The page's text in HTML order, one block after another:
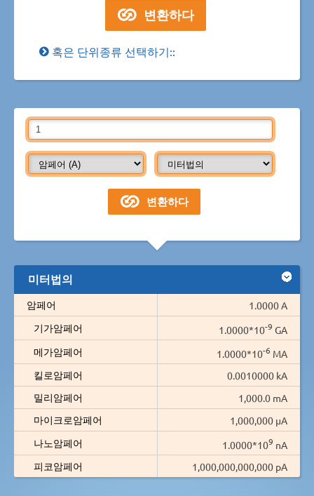
혹은 단위종류 선택하기::
미터법의
암페어
1.0000 A
기가암페어
1.0000*10-9 GA
메가암페어
1.0000*10-6 MA
킬로암페어
0.0010000 kA
밀리암페어
1,000.0 mA
마이크로암페어
1,000,000 µA
나노암페어
1.0000*109 nA
피코암페어
1,000,000,000,000 pA